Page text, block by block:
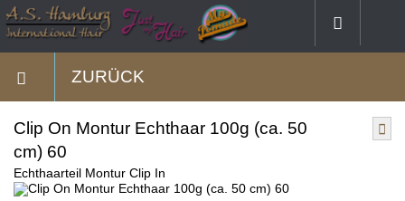
ZURÜCK
Clip On Montur Echthaar 100g (ca. 50
cm) 60
Echthaarteil Montur Clip In